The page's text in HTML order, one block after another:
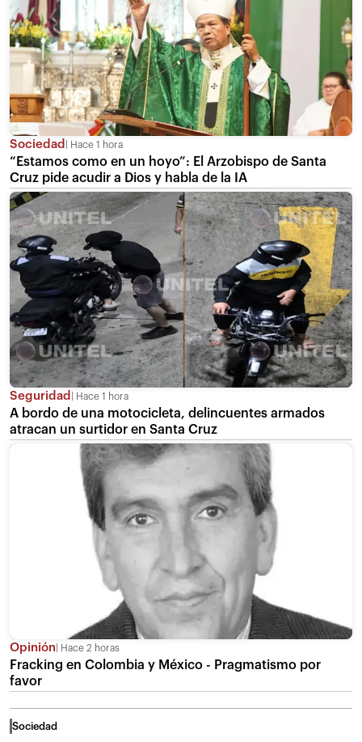
Sociedad Hace 1 hora
“Estamos como en un hoyo”: El Arzobispo de Santa
Cruz pide acudir a Dios y habla de la IA
Seguridad Hace 1 hora
A bordo de una motocicleta, delincuentes armados
atracan un surtidor en Santa Cruz
Opinión Hace 2 horas
Fracking en Colombia y México - Pragmatismo por
favor
Sociedad